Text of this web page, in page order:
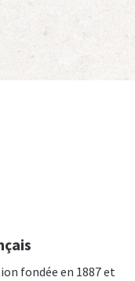
fondée en 1887 et